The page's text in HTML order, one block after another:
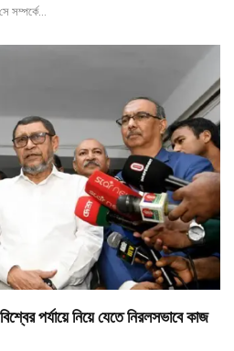
সম্পর্কে…
পর্যায়ে নিয়ে যেতে নিরলসভাবে কাজ